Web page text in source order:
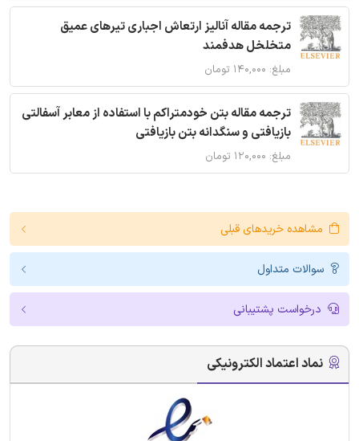
ترجمه مقاله آنالیز ارتعاش اجباری تیرهای عمیق
متخلخل هدفمند
مبلغ: ۱۴۰,۰۰۰ تومان
ترجمه مقاله بتن خودمتراکم با استفاده از معابر آسفالتی
بازیافتی و سنگدانه بتن بازیافتی
مبلغ: ۱۲۰,۰۰۰ تومان
مشاهده خریدهای قبلی
سوالات متداول
درخواست پشتیبانی
نماد اعتماد الکترونیکی